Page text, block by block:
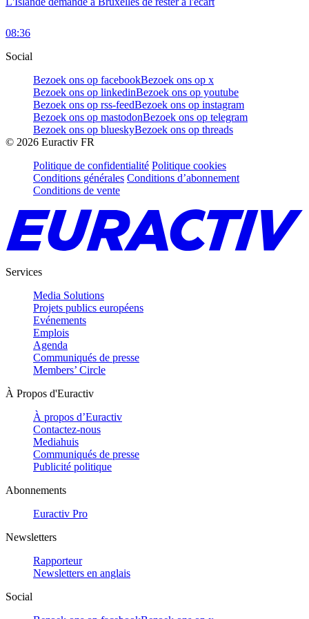
08:36
Social
Bezoek ons op facebookBezoek ons op x
Bezoek ons op linkedinBezoek ons op youtube
Bezoek ons op rss-feedBezoek ons op instagram
Bezoek ons op mastodonBezoek ons op telegram
Bezoek ons op blueskyBezoek ons op threads
© 2026 Euractiv FR
Politique de confidentialité Politique cookies
Conditions générales Conditions d’abonnement
Conditions de vente
Services
Media Solutions
Projets publics européens
Evénements
Emplois
Agenda
Communiqués de presse
Members’ Circle
À Propos d'Euractiv
À propos d’Euractiv
Contactez-nous
Mediahuis
Communiqués de presse
Publicité politique
Abonnements
Euractiv Pro
Newsletters
Rapporteur
Newsletters en anglais
Social